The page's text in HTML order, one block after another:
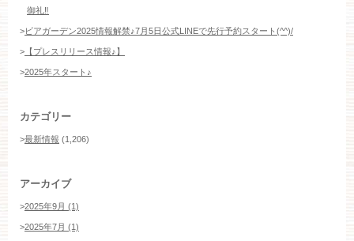
御礼‼️
>ビアガーデン2025情報解禁♪7月5日公式LINEで先行予約スタート(^^)/
> 【プレスリリース情報♪】
>2025年スタート♪
カテゴリー
>最新情報 (1,206)
アーカイブ
>2025年9月 (1)
>2025年7月 (1)